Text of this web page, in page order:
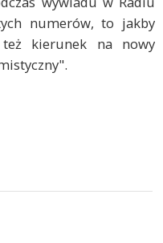
numerów, to jakby
kierunek na nowy